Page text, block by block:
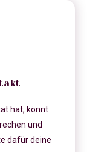
hat, könnt
und
dafür deine